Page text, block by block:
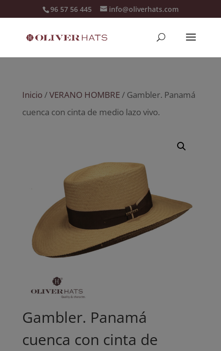
96 57 56 445 info@oliverhats.com
Inicio/VERANO HOMBRE/ Gambler. Panamá
cuenca con cinta de medio lazo vivo.
Gambler. Panamá
cuenca con cinta de